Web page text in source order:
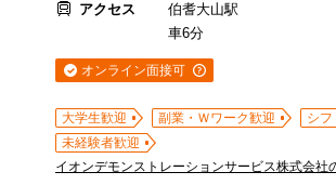
アクセス
伯耆大山駅
車6分
オンライン面接可
大学生歓迎 副業・Ｗワーク歓迎 シ
未経験者歓迎
イオンデモンストレーションサービス株式会社